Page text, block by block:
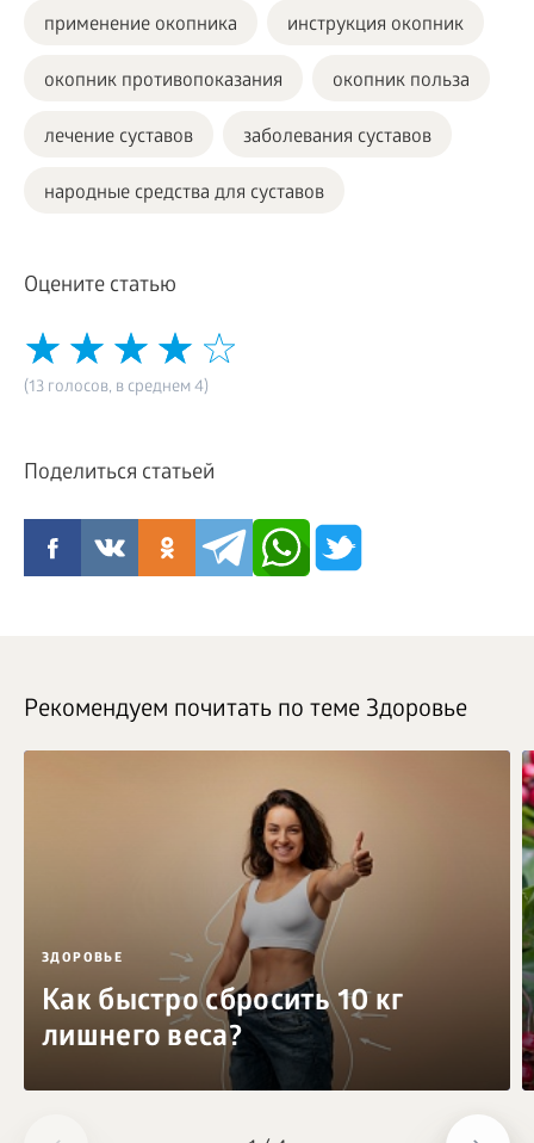
применение окопника инструкция окопник
окопник противопоказания окопник польза
лечение суставов заболевания суставов
народные средства для суставов
Оцените статью
(13 голосов, в среднем 4)
Поделиться статьей
Рекомендуем почитать по теме Здоровье
ЗДОРОВЬЕ
Как быстро сбросить 10 кг
лишнего веса?